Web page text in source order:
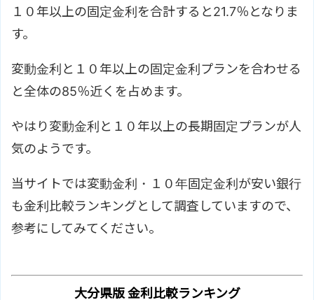
１０年以上の固定金利を合計すると21.7％となりま
す。
変動金利と１０年以上の固定金利プランを合わせる
と全体の85％近くを占めます。
やはり変動金利と１０年以上の長期固定プランが人
気のようです。
当サイトでは変動金利・１０年固定金利が安い銀行
も金利比較ランキングとして調査していますので、
参考にしてみてください。
大分県版 金利比較ランキング